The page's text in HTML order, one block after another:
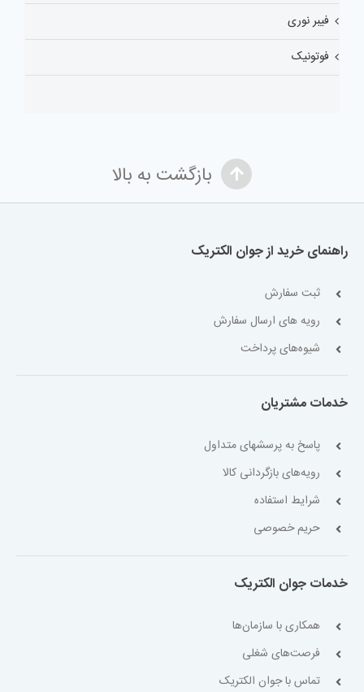
فیبر نوری
فوتونیک
بازگشت به بالا
راهنمای خرید از جوان الکتریک
ثبت سفارش
رویه های ارسال سفارش
شیوه‌های پرداخت
خدمات مشتریان
پاسخ به پرسشهای متداول
رویه‌های بازگردانی کالا
شرایط استفاده
حریم خصوصی
خدمات جوان الکتریک
همکاری با سازمان‌ها
فرصت‌های شغلی
تماس با جوان الکتریک